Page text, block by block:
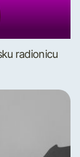
radionicu